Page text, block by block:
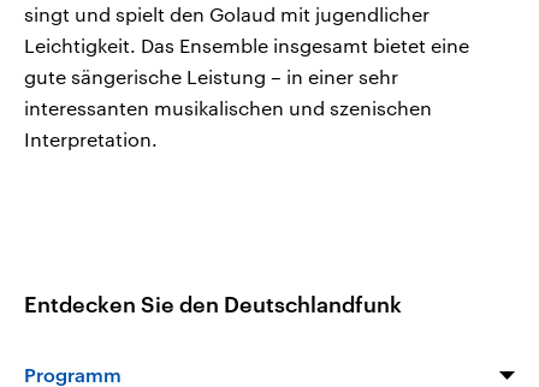
singt und spielt den Golaud mit jugendlicher
Leichtigkeit. Das Ensemble insgesamt bietet eine
gute sängerische Leistung – in einer sehr
interessanten musikalischen und szenischen
Interpretation.
Entdecken Sie den Deutschlandfunk
Programm